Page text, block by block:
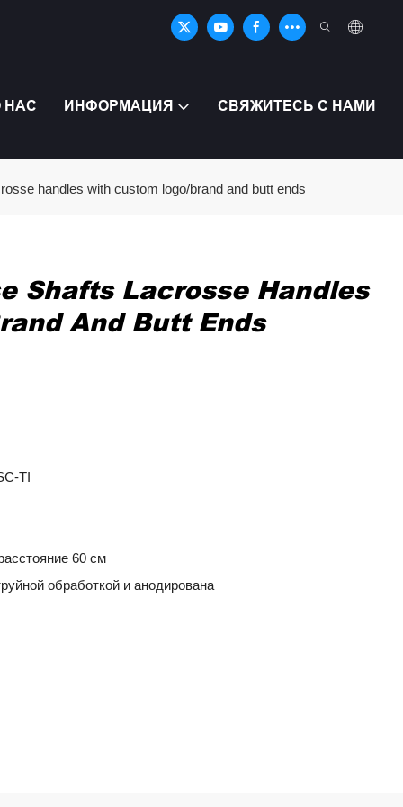
НАС ИНФОРМАЦИЯ СВЯЖИТЕСЬ С НАМИ
handles with custom logo/brand and butt ends
Shafts Lacrosse Handles
And Butt Ends
TI
60 см
обработкой и анодирована